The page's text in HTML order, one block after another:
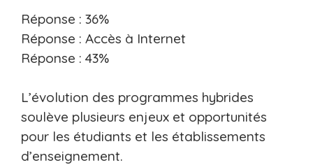
Réponse : 36%
Réponse : Accès à Internet
Réponse : 43%
L’évolution des programmes hybrides
soulève plusieurs enjeux et opportunités
pour les étudiants et les établissements
d’enseignement.